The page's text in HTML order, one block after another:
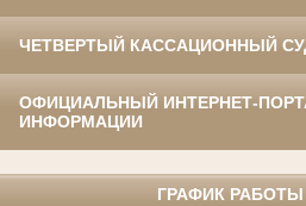
ЧЕТВЕРТЫЙ КАССАЦИОННЫЙ
ОФИЦИАЛЬНЫЙ ИНТЕРНЕТ-
ИНФОРМАЦИИ
ГРАФИК РАБОТЫ